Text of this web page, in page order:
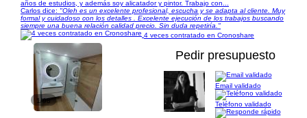
años de estudios, y además soy alicatador y pintor. Trabajo con...
Carlos dice: "Oleh es un excelente profesional, escucha y se adapta al cliente. Muy
formal y cuidadoso con los detalles . Excelente ejecución de los trabajos buscando
siempre una buena relación calidad precio. Sin duda repetiría."
4 veces contratado en Cronoshare
1/98
Pedir presupuesto
Email validado
Teléfono validado